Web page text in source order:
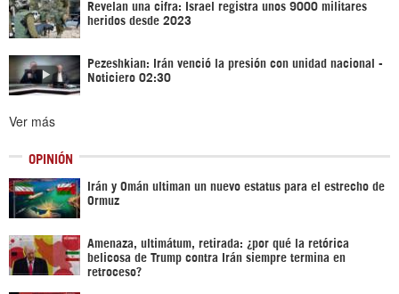
Revelan una cifra: Israel registra unos 9000 militares
heridos desde 2023
Pezeshkian: Irán venció la presión con unidad nacional -
Noticiero 02:30
Ver más
OPINIÓN
Irán y Omán ultiman un nuevo estatus para el estrecho de
Ormuz
Amenaza, ultimátum, retirada: ¿por qué la retórica
belicosa de Trump contra Irán siempre termina en
retroceso?